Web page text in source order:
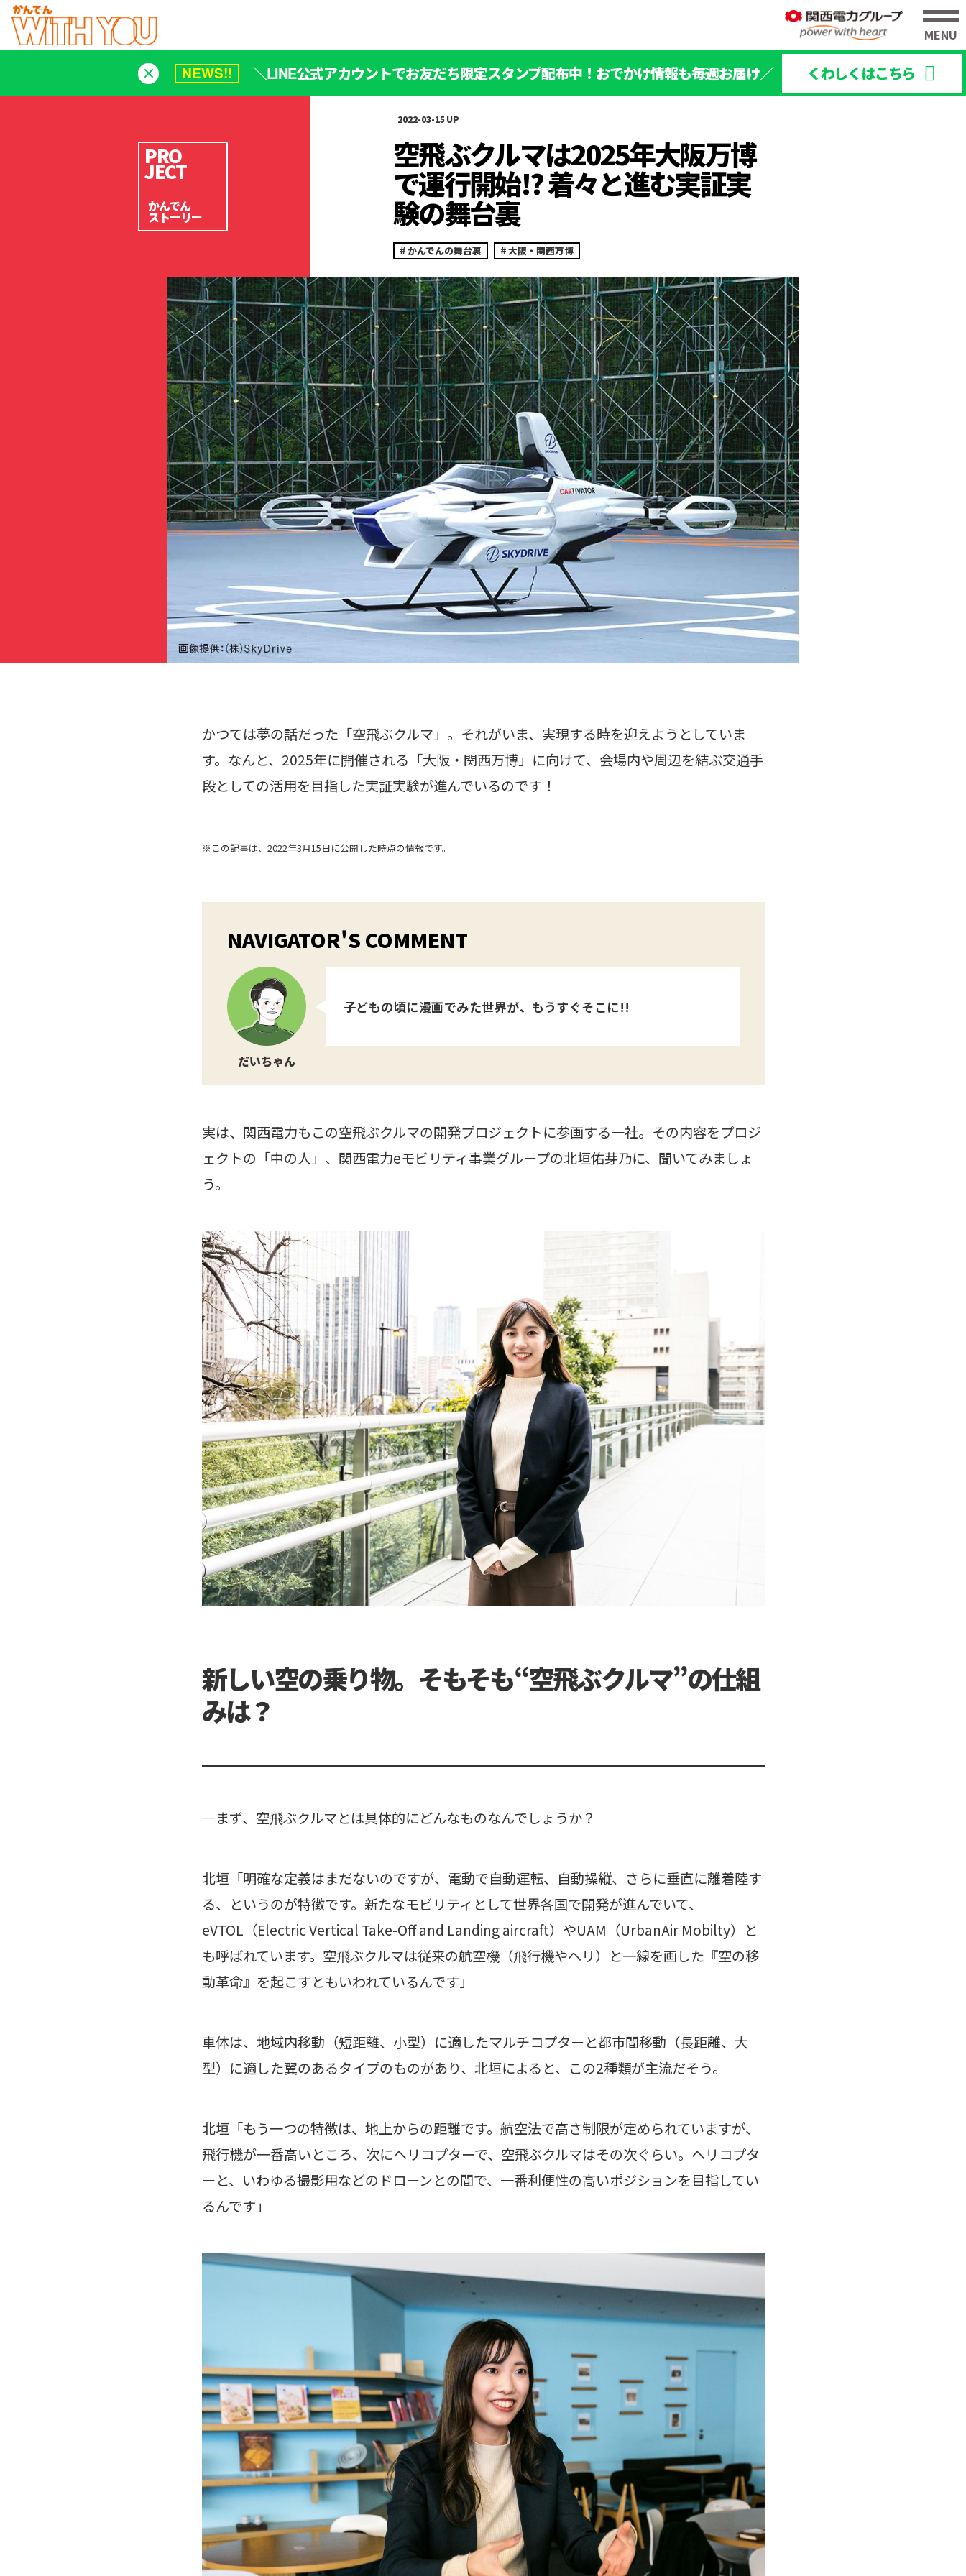
NEWS!! ＼LINE公式アカウントでお友だち限定スタンプ配布中！おでかけ情報も毎週お届け／ くわしくはこちら
2022-03-15
空飛ぶクルマは2025年大阪万博
で運行開始!? 着々と進む実証実
験の舞台裏
かんでんの舞台裏 大阪・関西万博
かつては夢の話だった「空飛ぶクルマ」。それがいま、実現する時を迎えようとしていま
す。なんと、2025年に開催される「大阪・関西万博」に向けて、会場内や周辺を結ぶ交通手
段としての活用を目指した実証実験が進んでいるのです！
※この記事は、2022年3月15日に公開した時点の情報です。
だいちゃん
子どもの頃に漫画でみた世界が、もうすぐそこに!!
実は、関西電力もこの空飛ぶクルマの開発プロジェクトに参画する一社。その内容をプロジ
ェクトの「中の人」、関西電力eモビリティ事業グループの北垣佑芽乃に、聞いてみましょ
う。
新しい空の乗り物。そもそも“空飛ぶクルマ”の仕組
みは？
―まず、空飛ぶクルマとは具体的にどんなものなんでしょうか？
北垣「明確な定義はまだないのですが、電動で自動運転、自動操縦、さらに垂直に離着陸す
る、というのが特徴です。新たなモビリティとして世界各国で開発が進んでいて、
eVTOL（Electric Vertical Take-Off and Landing aircraft）やUAM（UrbanAir Mobilty）と
も呼ばれています。空飛ぶクルマは従来の航空機（飛行機やヘリ）と一線を画した『空の移
動革命』を起こすともいわれているんです」
車体は、地域内移動（短距離、小型）に適したマルチコプターと都市間移動（長距離、大
型）に適した翼のあるタイプのものがあり、北垣によると、この2種類が主流だそう。
北垣「もう一つの特徴は、地上からの距離です。航空法で高さ制限が定められていますが、
飛行機が一番高いところ、次にヘリコプターで、空飛ぶクルマはその次ぐらい。ヘリコプタ
ーと、いわゆる撮影用などのドローンとの間で、一番利便性の高いポジションを目指してい
るんです」